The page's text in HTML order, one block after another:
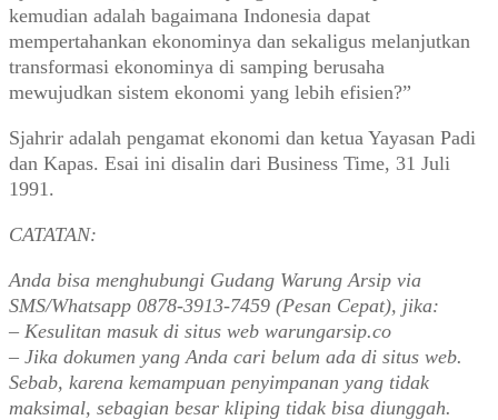
kemudian adalah bagaimana Indonesia dapat
mempertahankan ekonominya dan sekaligus melanjutkan
transformasi ekonominya di samping berusaha
mewujudkan sistem ekonomi yang lebih efisien?”
Sjahrir adalah pengamat ekonomi dan ketua Yayasan Padi
dan Kapas. Esai ini disalin dari Business Time, 31 Juli
1991.
CATATAN:
Anda bisa menghubungi Gudang Warung Arsip via
SMS/Whatsapp 0878-3913-7459 (Pesan Cepat), jika:
– Kesulitan masuk di situs web warungarsip.co
– Jika dokumen yang Anda cari belum ada di situs web.
Sebab, karena kemampuan penyimpanan yang tidak
maksimal, sebagian besar kliping tidak bisa diunggah.